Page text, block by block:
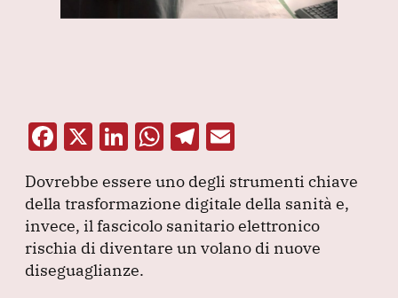
F
c
e
b
o
X Li
k
e
dI
n
W
at
s
A
T
e
gr
a
ai
l
Dovrebbe essere uno degli strumenti chiave
della trasformazione digitale della sanità e,
invece, il fascicolo sanitario elettronico
rischia di diventare un volano di nuove
diseguaglianze.